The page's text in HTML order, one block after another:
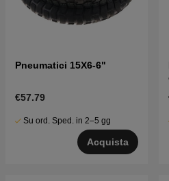
Pneumatici 15X6-6"
€57.79
Su ord. Sped. in 2–5 gg
Acquista